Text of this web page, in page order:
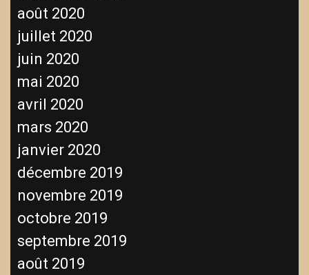
août 2020
juillet 2020
juin 2020
mai 2020
avril 2020
mars 2020
janvier 2020
décembre 2019
novembre 2019
octobre 2019
septembre 2019
août 2019